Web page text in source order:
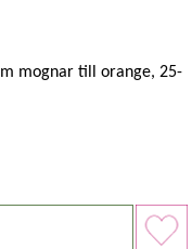
mognar till orange, 25-